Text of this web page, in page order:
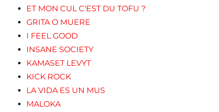
ET MON CUL C'EST DU TOFU ?
GRITA O MUERE
I FEEL GOOD
INSANE SOCIETY
KAMASET LEVYT
KICK ROCK
LA VIDA ES UN MUS
MALOKA